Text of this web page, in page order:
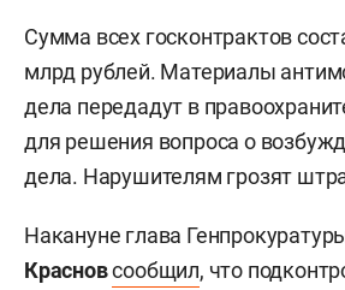
Сумма всех госконтрактов
млрд рублей. Материалы
дела передадут в
для решения вопроса о
дела. Нарушителям грозят
Накануне глава
Красновсообщил, что